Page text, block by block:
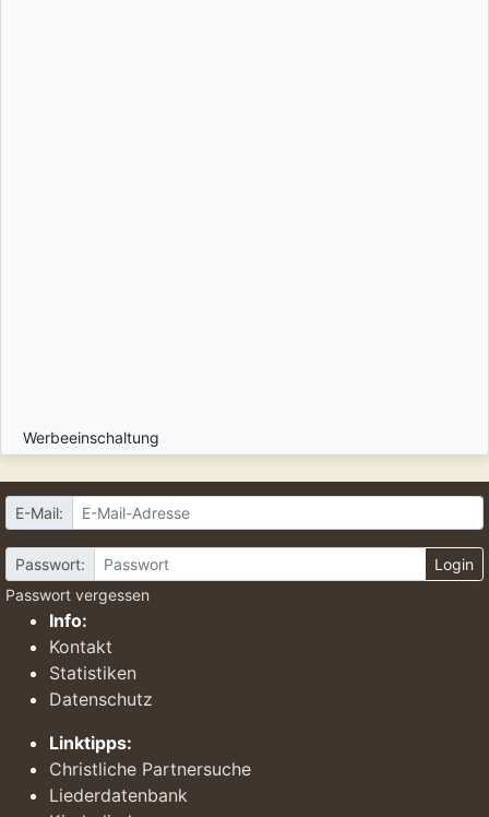
Werbeeinschaltung
E-Mail:
Passwort:
Login
Passwort vergessen
Info:
Kontakt
Statistiken
Datenschutz
Linktipps:
Christliche Partnersuche
Liederdatenbank